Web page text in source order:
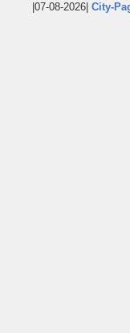
|07-08-2026| City-